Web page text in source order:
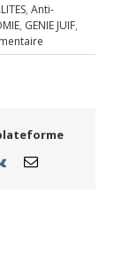
, Anti-
, GENIE JUIF,
Vk Email